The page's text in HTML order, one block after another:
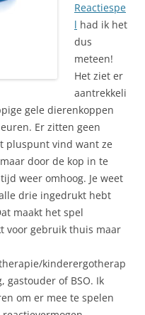
Reactiespe
l had ik het
dus
meteen!
Het ziet er
aantrekkeli
gele dierenkoppen
Er zitten geen
pluspunt vind want ze
door de kop in te
weer omhoog. Je weet
drie ingedrukt hebt
maakt het spel
voor gebruik thuis maar
kinderergotherap
gastouder of BSO. Ik
om er mee te spelen